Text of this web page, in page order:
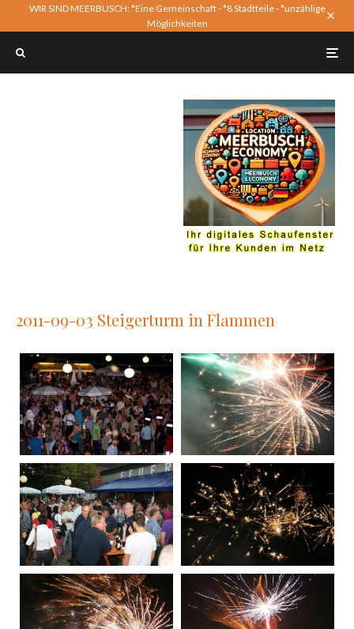
WIR SIND MEERBUSCH: *Eine Gemeinschaft - *8 Stadtteile - *unzählige
Möglichkeiten
2011-09-03 Steigerturm in Flammen